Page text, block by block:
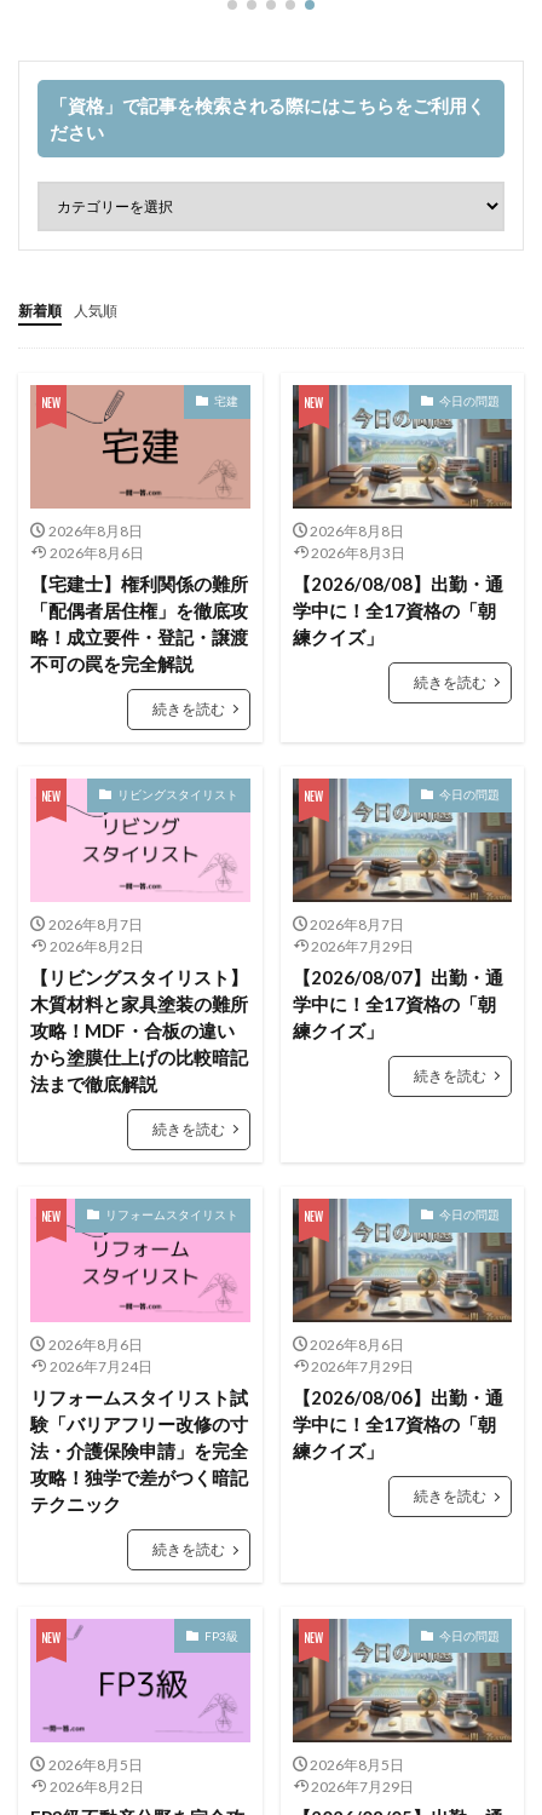
「資格」で記事を検索される際にはこちらをご利用く
ださい
新着順 人気順
宅建
2026年8月8日
2026年8月6日
【宅建士】権利関係の難所
「配偶者居住権」を徹底攻
略！成立要件・登記・譲渡
不可の罠を完全解説
続きを読む
今日の問題
2026年8月8日
2026年8月3日
【2026/08/08】出勤・通
学中に！全17資格の「朝
練クイズ」
続きを読む
リビングスタイリスト
2026年8月7日
2026年8月2日
【リビングスタイリスト】
木質材料と家具塗装の難所
攻略！MDF・合板の違い
から塗膜仕上げの比較暗記
法まで徹底解説
続きを読む
今日の問題
2026年8月7日
2026年7月29日
【2026/08/07】出勤・通
学中に！全17資格の「朝
練クイズ」
続きを読む
リフォームスタイリスト
2026年8月6日
2026年7月24日
リフォームスタイリスト試
験「バリアフリー改修の寸
法・介護保険申請」を完全
攻略！独学で差がつく暗記
テクニック
続きを読む
今日の問題
2026年8月6日
2026年7月29日
【2026/08/06】出勤・通
学中に！全17資格の「朝
練クイズ」
続きを読む
FP3級
2026年8月5日
2026年8月2日
今日の問題
2026年8月5日
2026年7月29日